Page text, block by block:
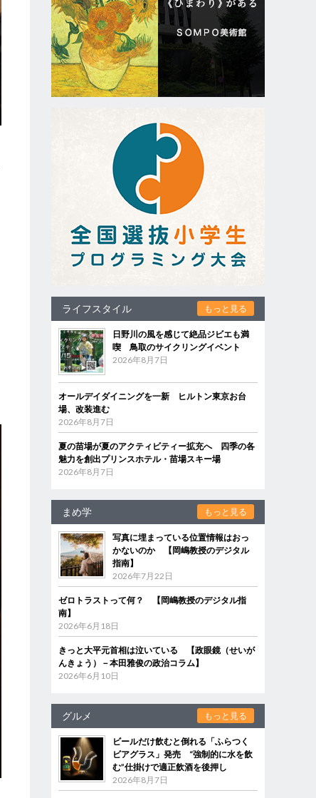
ライフスタイル もっと見る
日野川の風を感じて絶品ジビエも満
喫 鳥取のサイクリングイベント
2026年8月7日
オールデイダイニングを一新 ヒルトン東京お台
場、改装進む
2026年8月7日
夏の苗場が夏のアクティビティー拡充へ 四季の各
魅力を創出プリンスホテル・苗場スキー場
2026年8月7日
まめ学 もっと見る
写真に埋まっている位置情報はおっ
かないのか 【岡嶋教授のデジタル
指南】
2026年7月22日
ゼロトラストって何？ 【岡嶋教授のデジタル指
南】
2026年6月18日
きっと大平元首相は泣いている 【政眼鏡（せいが
んきょう）－本田雅俊の政治コラム】
2026年6月10日
グルメ もっと見る
ビールだけ飲むと倒れる「ふらつく
ビアグラス」発売 “強制的に水を飲
む”仕掛けで適正飲酒を後押し
2026年8月7日